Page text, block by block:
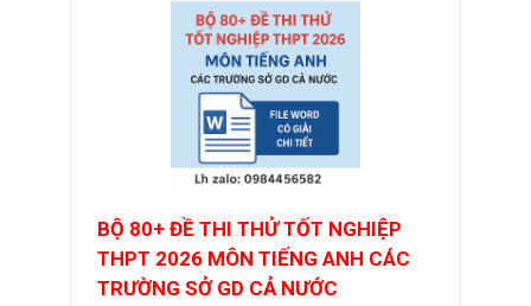
BỘ 80+ ĐỀ THI THỬ TỐT NGHIỆP
THPT 2026 MÔN TIẾNG ANH CÁC
TRƯỜNG SỞ GD CẢ NƯỚC